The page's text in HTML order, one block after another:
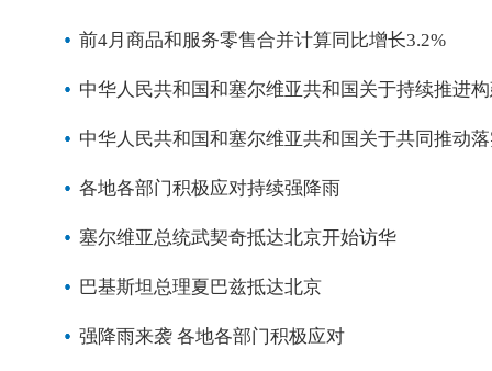
前4月商品和服务零售合并计算同比增长3.2%
中华人民共和国和塞尔维亚共和国关于持续推进
中华人民共和国和塞尔维亚共和国关于共同推动
各地各部门积极应对持续强降雨
塞尔维亚总统武契奇抵达北京开始访华
巴基斯坦总理夏巴兹抵达北京
强降雨来袭 各地各部门积极应对